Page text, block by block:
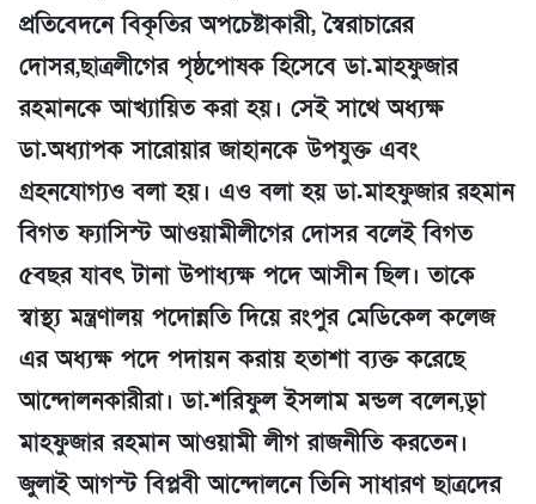
প্রতিবেদনে বিকৃতির অপচেষ্টাকারী, স্বৈরাচারের
দোসর,ছাত্রলীগের পৃষ্ঠপোষক হিসেবে ডা.মাহফুজার
রহমানকে আখ্যায়িত করা হয়। সেই সাথে অধ্যক্ষ
ডা.অধ্যাপক সারোয়ার জাহানকে উপযুক্ত এবং
গ্রহনযোগ্যও বলা হয়। এও বলা হয় ডা.মাহফুজার রহমান
বিগত ফ্যাসিস্ট আওয়ামীলীগের দোসর বলেই বিগত
৫বছর যাবৎ টানা উপাধ্যক্ষ পদে আসীন ছিল। তাকে
স্বাস্থ্য মন্ত্রণালয় পদোন্নতি দিয়ে রংপুর মেডিকেল কলেজ
এর অধ্যক্ষ পদে পদায়ন করায় হতাশা ব্যক্ত করেছে
আন্দোলনকারীরা। ডা.শরিফুল ইসলাম মন্ডল বলেন,ডাৃ
মাহফুজার রহমান আওয়ামী লীগ রাজনীতি করতেন।
জুলাই আগস্ট বিপ্লবী আন্দোলনে তিনি সাধারণ ছাত্রদের